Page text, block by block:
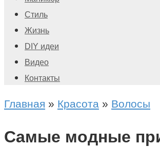
Стиль
Жизнь
DIY идеи
Видео
Контакты
Главная » Красота » Волосы
Самые модные